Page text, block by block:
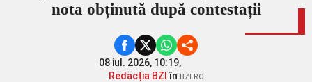
nota obținută după contestații
08 iul. 2026, 10:19,
Redacția BZI în BZI.RO